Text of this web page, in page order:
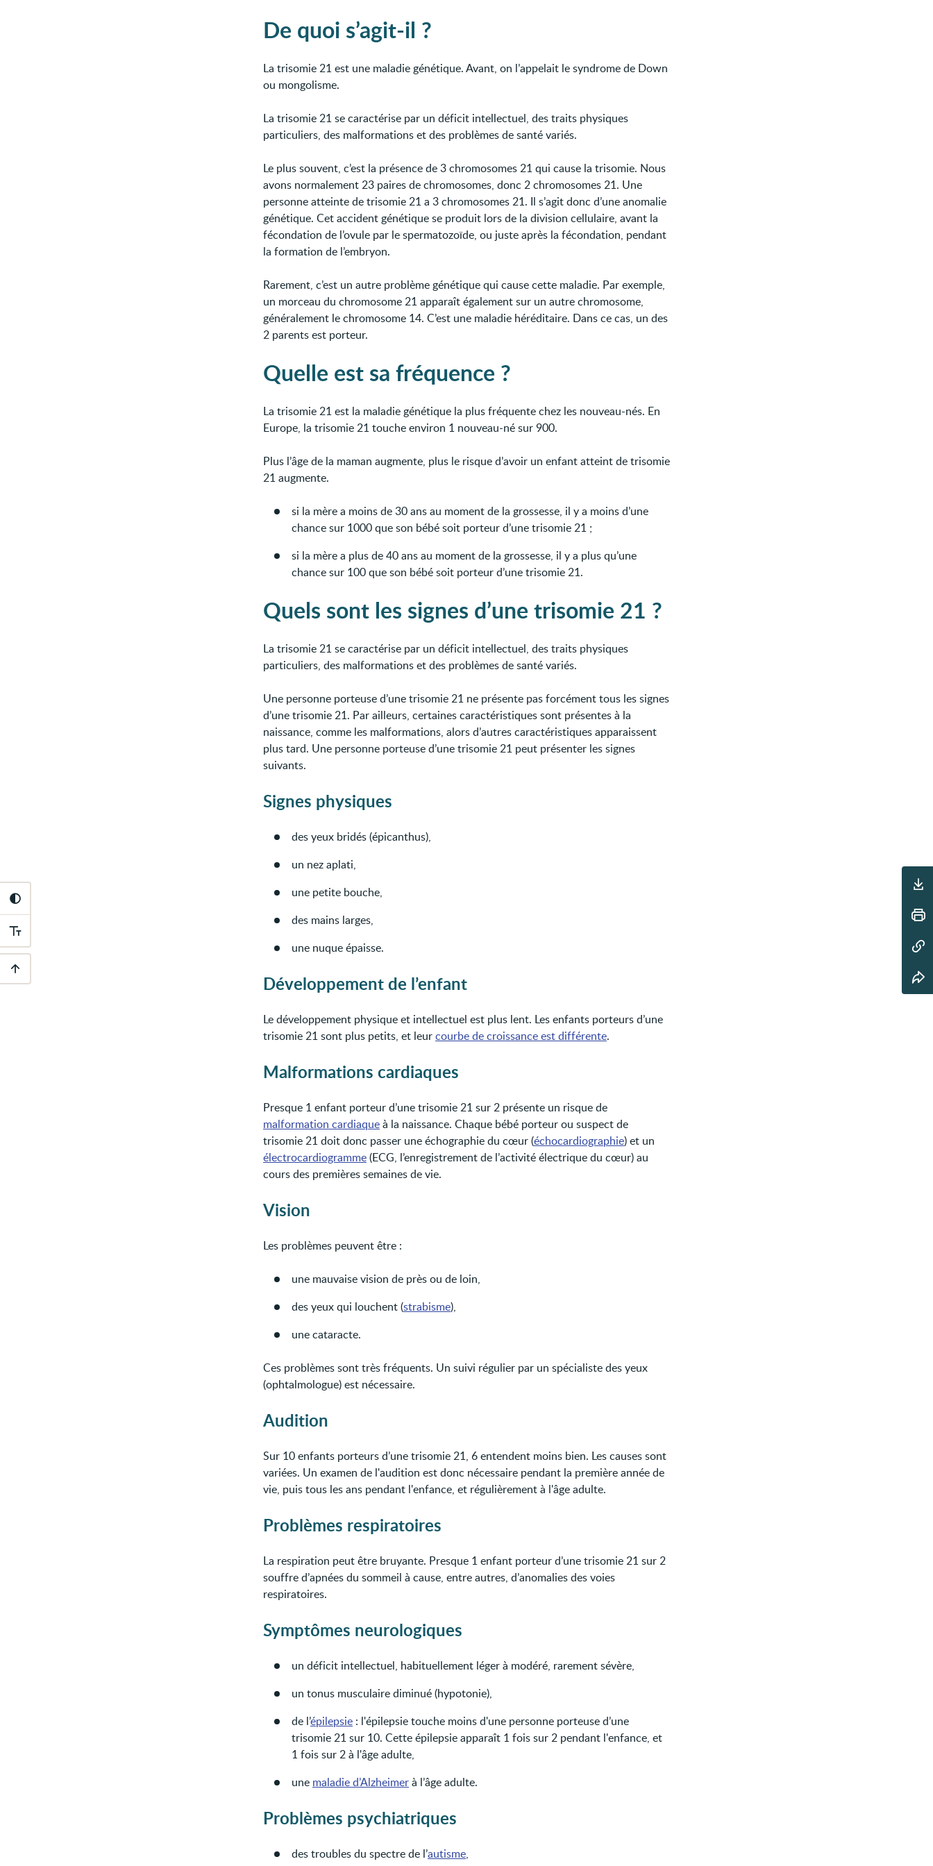
Outils
d'accessibilité
Descendre
Outils
De quoi s’agit-il ?
La trisomie 21 est une maladie génétique. Avant, on l’appelait le syndrome de Down
ou mongolisme.
La trisomie 21 se caractérise par un déficit intellectuel, des traits physiques
particuliers, des malformations et des problèmes de santé variés.
Le plus souvent, c’est la présence de 3 chromosomes 21 qui cause la trisomie. Nous
avons normalement 23 paires de chromosomes, donc 2 chromosomes 21. Une
personne atteinte de trisomie 21 a 3 chromosomes 21. Il s’agit donc d’une anomalie
génétique. Cet accident génétique se produit lors de la division cellulaire, avant la
fécondation de l’ovule par le spermatozoïde, ou juste après la fécondation, pendant
la formation de l’embryon.
Rarement, c’est un autre problème génétique qui cause cette maladie. Par exemple,
un morceau du chromosome 21 apparaît également sur un autre chromosome,
généralement le chromosome 14. C’est une maladie héréditaire. Dans ce cas, un des
2 parents est porteur.
Quelle est sa fréquence ?
La trisomie 21 est la maladie génétique la plus fréquente chez les nouveau-nés. En
Europe, la trisomie 21 touche environ 1 nouveau-né sur 900.
Plus l’âge de la maman augmente, plus le risque d’avoir un enfant atteint de trisomie
21 augmente.
si la mère a moins de 30 ans au moment de la grossesse, il y a moins d’une
chance sur 1000 que son bébé soit porteur d’une trisomie 21 ;
si la mère a plus de 40 ans au moment de la grossesse, il y a plus qu’une
chance sur 100 que son bébé soit porteur d’une trisomie 21.
Quels sont les signes d’une trisomie 21 ?
La trisomie 21 se caractérise par un déficit intellectuel, des traits physiques
particuliers, des malformations et des problèmes de santé variés.
Une personne porteuse d’une trisomie 21 ne présente pas forcément tous les signes
d’une trisomie 21. Par ailleurs, certaines caractéristiques sont présentes à la
naissance, comme les malformations, alors d’autres caractéristiques apparaissent
plus tard. Une personne porteuse d’une trisomie 21 peut présenter les signes
suivants.
Signes physiques
des yeux bridés (épicanthus),
un nez aplati,
une petite bouche,
des mains larges,
une nuque épaisse.
Développement de l’enfant
Le développement physique et intellectuel est plus lent. Les enfants porteurs d’une
trisomie 21 sont plus petits, et leurcourbe de croissance est différente.
Malformations cardiaques
Presque 1 enfant porteur d’une trisomie 21 sur 2 présente un risque de
malformation cardiaqueà la naissance. Chaque bébé porteur ou suspect de
trisomie 21 doit donc passer une échographie du cœur (échocardiographie) et un
électrocardiogramme(ECG, l’enregistrement de l’activité électrique du cœur) au
cours des premières semaines de vie.
Vision
Les problèmes peuvent être :
une mauvaise vision de près ou de loin,
des yeux qui louchent (strabisme),
une cataracte.
Ces problèmes sont très fréquents. Un suivi régulier par un spécialiste des yeux
(ophtalmologue) est nécessaire.
Audition
Sur 10 enfants porteurs d’une trisomie 21, 6 entendent moins bien. Les causes sont
variées. Un examen de l'audition est donc nécessaire pendant la première année de
vie, puis tous les ans pendant l'enfance, et régulièrement à l'âge adulte.
Problèmes respiratoires
La respiration peut être bruyante. Presque 1 enfant porteur d’une trisomie 21 sur 2
souffre d’apnées du sommeil à cause, entre autres, d’anomalies des voies
respiratoires.
Symptômes neurologiques
un déficit intellectuel, habituellement léger à modéré, rarement sévère,
un tonus musculaire diminué (hypotonie),
de l’épilepsie : l'épilepsie touche moins d'une personne porteuse d’une
trisomie 21 sur 10. Cette épilepsie apparaît 1 fois sur 2 pendant l'enfance, et
1 fois sur 2 à l'âge adulte,
une maladie d’Alzheimerà l’âge adulte.
Problèmes psychiatriques
des troubles du spectre de l’autisme,